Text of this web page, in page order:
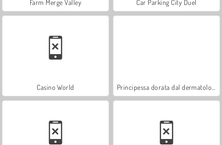
Farm Merge Valley Car Parking City Duel
Casino World